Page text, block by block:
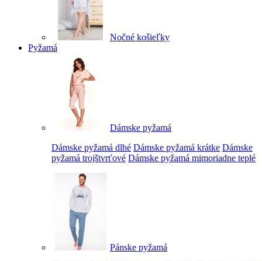
Nočné košieľky
Pyžamá
Dámske pyžamá
Dámske pyžamá dlhé Dámske pyžamá krátke Dámske
pyžamá trojštvrťové Dámske pyžamá mimoriadne teplé
Pánske pyžamá